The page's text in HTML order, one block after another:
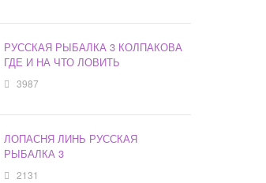
РУССКАЯ РЫБАЛКА 3 КОЛПАКОВА
ГДЕ И НА ЧТО ЛОВИТЬ
3987
ЛОПАСНЯ ЛИНЬ РУССКАЯ
РЫБАЛКА 3
2131